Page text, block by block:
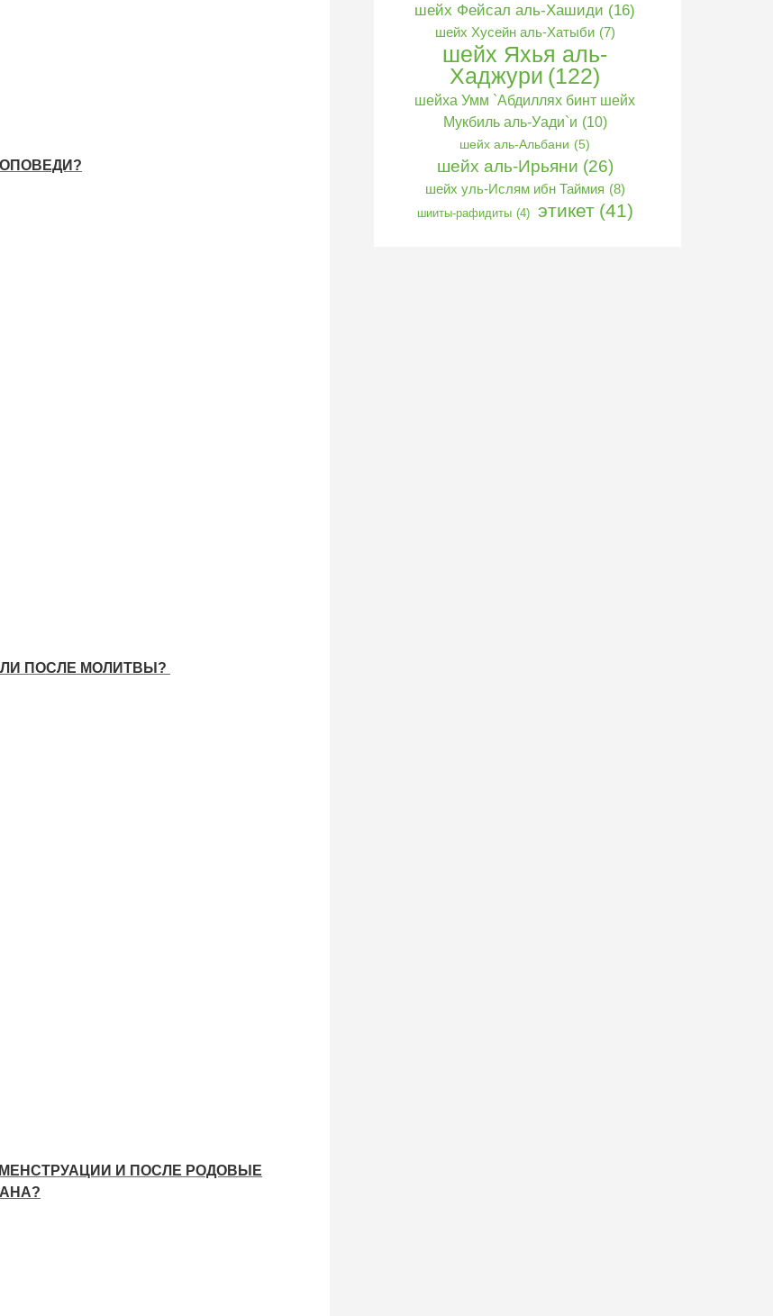
ПОСЛЕ МОЛИТВЫ?
И ПОСЛЕ РОДОВЫЕ
шейх Фейсал аль-Хашиди (16)
шейх Хусейн аль-Хатыби (7)
шейх Яхья аль-
Хаджури (122)
шейха Умм `Абдиллях бинт шейх
Мукбиль аль-Уади`и (10)
шейх аль-Альбани (5)
шейх аль-Ирьяни (26)
шейх уль-Ислям ибн Таймия (8)
шииты-рафидиты (4) этикет (41)